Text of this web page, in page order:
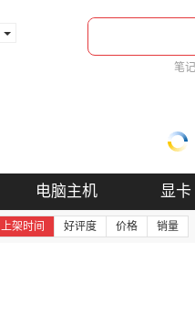
笔
显卡
电脑主机
上架时间 好评度 价格 销量